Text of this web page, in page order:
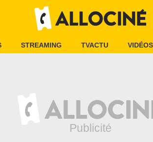
STREAMING TVACTU VIDÉOS